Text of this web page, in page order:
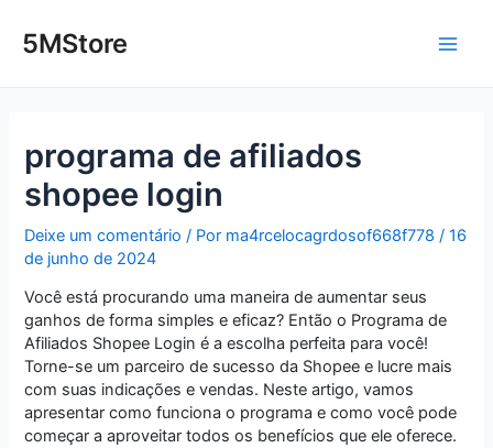
para5MStore
programa de afiliados
shopee login
Deixe um comentário / Por ma4rcelocagrdosof668f778/16
de junho de 2024
Você está procurando uma maneira de aumentar seus
ganhos de forma simples e eficaz? Então o Programa de
Afiliados Shopee Login é a escolha perfeita para você!
Torne-se um parceiro de sucesso da Shopee e lucre mais
com suas indicações e vendas. Neste artigo, vamos
apresentar como funciona o programa e como você pode
começar a aproveitar todos os benefícios que ele oferece.
navigation